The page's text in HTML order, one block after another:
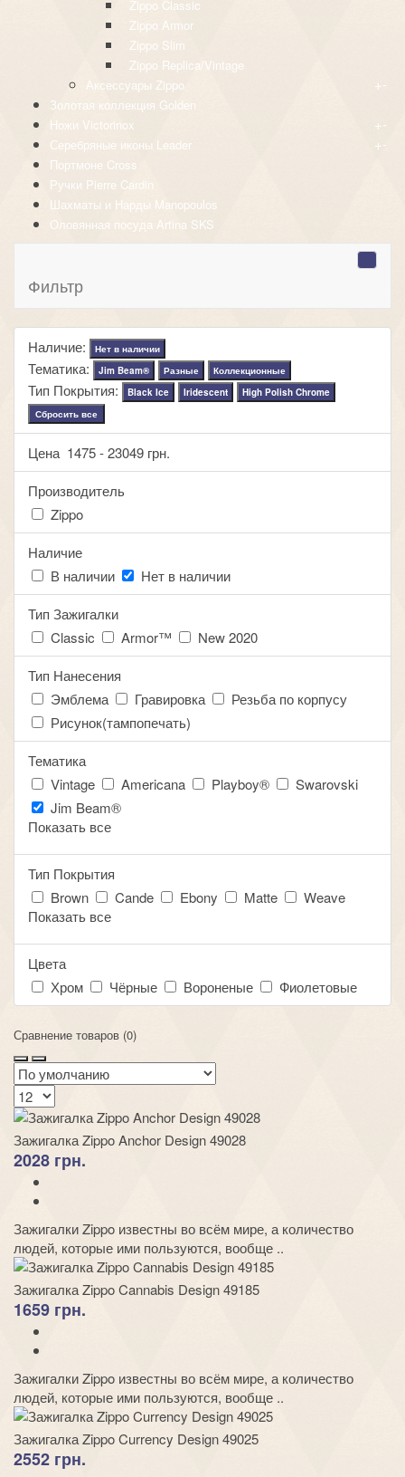
Zippo Classic
Zippo Armor
Zippo Slim
Zippo Replica/Vintage
Аксессуары Zippo
+-
Золотая коллекция Golden
Ножи Victorinox
+-
Серебряные иконы Leader +-
Портмоне Cross
Ручки Pierre Cardin
Шахматы и Нарды Manopoulos
Оловянная посуда Artina SKS
Фильтр
Наличие: Нет в наличии
Тематика: Jim Beam® Разные Коллекционные
Тип Покрытия: Black Ice Iridescent
High Polish Chrome
Сбросить все
Цена 1475-23049 грн.
Производитель
Zippo
Наличие
В наличии
Нет в наличии
Тип Зажигалки
Classic
Armor™
New 2020
Тип Нанесения
Эмблема
Гравировка
Резьба по корпусу
Рисунок(тампопечать)
Тематика
Vintage
Americana Playboy®
Swarovski
Jim Beam®
Показать все
Тип Покрытия
Brown
Cande Ebony Matte
Weave
Показать все
Цвета
Хром
Чёрные Вороненые Фиолетовые
Сравнение товаров (0)
Зажигалка Zippo Anchor Design 49028
2028 грн.
Зажигалки Zippo известны во всём мире, а количество
людей, которые ими пользуются, вообще ..
Зажигалка Zippo Cannabis Design 49185
1659 грн.
Зажигалки Zippo известны во всём мире, а количество
людей, которые ими пользуются, вообще ..
Зажигалка Zippo Currency Design 49025
2552 грн.